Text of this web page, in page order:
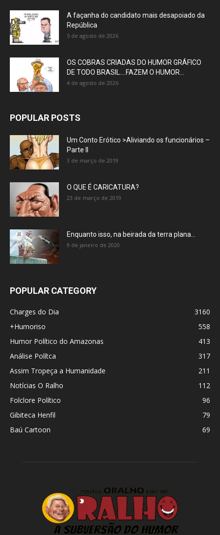
A façanha do candidato mais desapoiado da
República
5 de agosto de 2026
OS COBRAS CRIADAS DO HUMOR GRÁFICO
DE TODO BRASIL….FAZEM O HUMOR...
4 de agosto de 2026
POPULAR POSTS
Um Conto Erótico >Aliviando os funcionários –
Parte II
3 de março de 2019
O QUE É CARICATURA?
23 de março de 2019
Enquanto isso, na beirada da terra plana…
9 de janeiro de 2020
POPULAR CATEGORY
Charges do Dia
3160
+Humoriso
558
Humor Político do Amazonas
413
Análise Polítca
317
Assim Tropeça a Humanidade
211
Notícias O Ralho
112
Folclore Político
96
Gibiteca Henfil
79
Baú Cartoon
69